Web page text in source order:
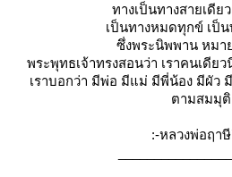
ทางเป็นทางสายเดีย
เป็นทางหมดทุกข์ เป็น
ซึ่งพระนิพพาน หมา
พระพุทธเจ้าทรงสอนว่า เราคนเดีย
เราบอกว่า มีพ่อ มีแม่ มีพี่น้อง มีผัว
ตามสมมุติ
:-หลวงพ่อฤาษี